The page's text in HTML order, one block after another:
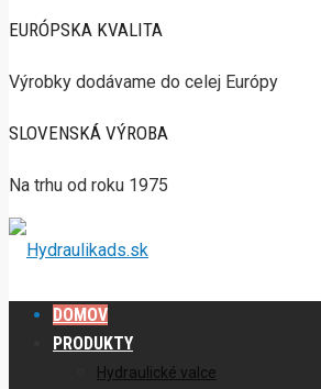
EURÓPSKA KVALITA
Výrobky dodávame do celej Európy
SLOVENSKÁ VÝROBA
Na trhu od roku 1975
DOMOV
PRODUKTY
Hydraulické valce